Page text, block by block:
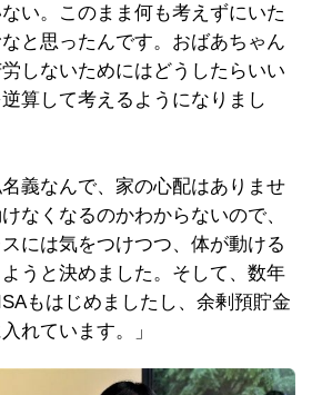
い。このまま何も考えずにいた
と思ったんです。おばあちゃん
しないためにはどうしたらいい
算して考えるようになりまし
名義なんで、家の心配はありませ
なくなるのかわからないので、
には気をつけつつ、体が動ける
うと決めました。そして、数年
もはじめましたし、余剰預貯金
れています。」